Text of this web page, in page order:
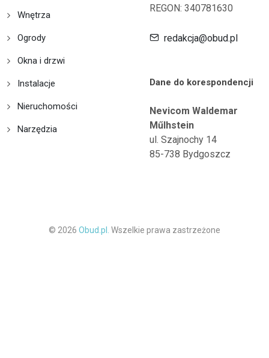
Wnętrza
Ogrody
Okna i drzwi
Instalacje
Nieruchomości
Narzędzia
REGON: 340781630
redakcja@obud.pl
Dane do korespondencji
Nevicom Waldemar
Műlhstein
ul. Szajnochy 14
85-738 Bydgoszcz
© 2026 Obud.pl. Wszelkie prawa zastrzeżone